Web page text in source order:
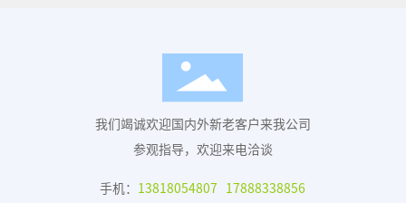
我们竭诚欢迎国内外新老客户来我公司
参观指导，欢迎来电洽谈
手机： 13818054807 17888338856